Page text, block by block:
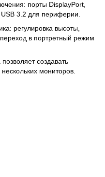
порты DisplayPort,
3.2 для периферии.
регулировка высоты,
в портретный режим
создавать
мониторов.